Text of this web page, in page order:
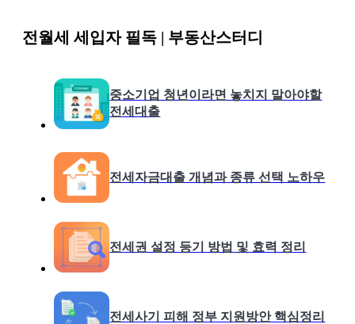
전월세 세입자 필독 | 부동산스터디
중소기업 청년이라면 놓치지 말아야할
전세대출
전세자금대출 개념과 종류 선택 노하우
전세권 설정 등기 방법 및 효력 정리
전세사기 피해 정부 지원방안 핵심정리